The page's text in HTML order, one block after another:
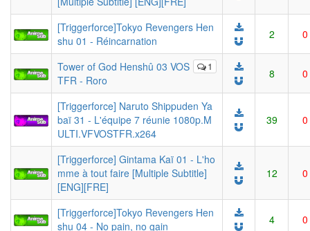
[Triggerforce]Tokyo Revengers Hen
shu 01 - Réincarnation
2 0
1
Tower of God Henshû 03 VOS
TFR - Roro
8 0
[Triggerforce] Naruto Shippuden Ya
baï 31 - L'équipe 7 réunie 1080p.M
ULTI.VFVOSTFR.x264
39 0
[Triggerforce] Gintama Kaï 01 - L'ho
mme à tout faire [Multiple Subtitle]
[ENG][FRE]
12 0
[Triggerforce]Tokyo Revengers Hen
shu 04 - No pain, no gain
4 0